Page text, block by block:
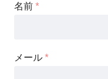
名前 *
メール *